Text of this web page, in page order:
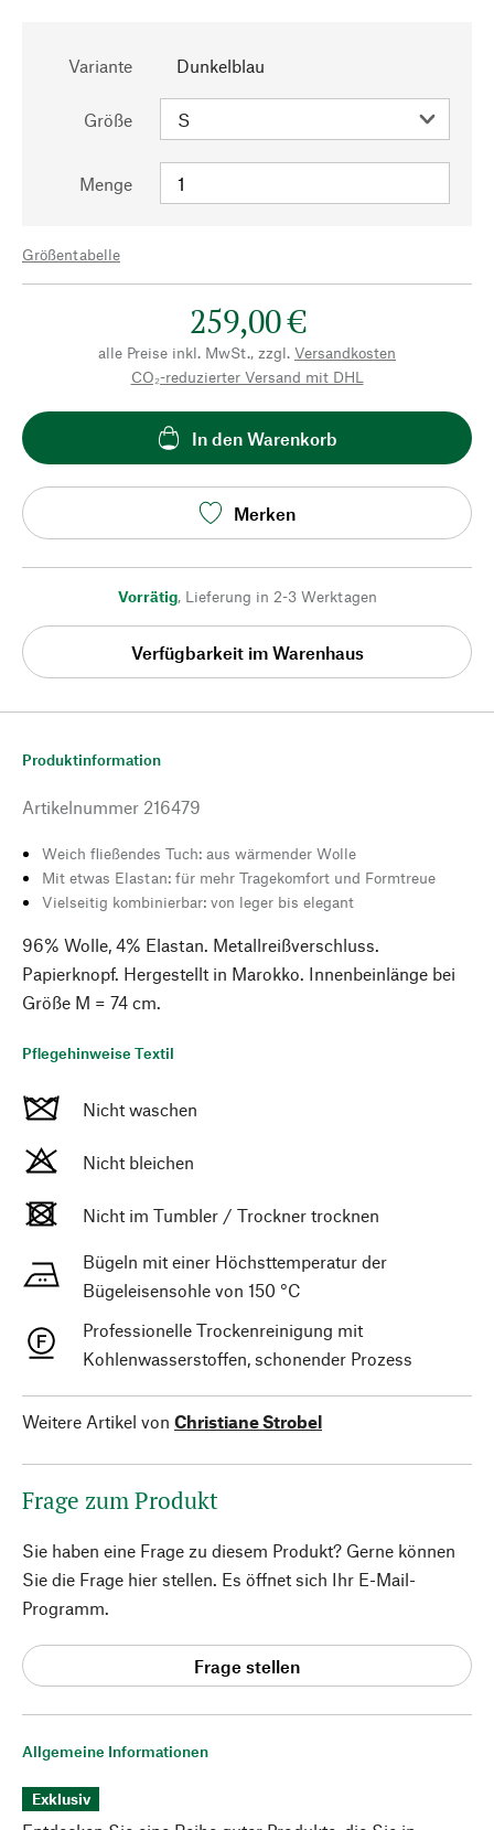
Variante Dunkelblau
Größe
Menge
Größentabelle
259,00 €
alle Preise inkl. MwSt., zzgl. Versandkosten
CO₂-reduzierter Versand mit DHL
In den Warenkorb
Merken
Vorrätig, Lieferung in 2-3 Werktagen
Verfügbarkeit im Warenhaus
Allgemeine Informationen
Exklusiv
Produktinformation
Artikelnummer 216479
Weich fließendes Tuch: aus wärmender Wolle
Mit etwas Elastan: für mehr Tragekomfort und Formtreue
Vielseitig kombinierbar: von leger bis elegant
96% Wolle, 4% Elastan. Metallreißverschluss.
Papierknopf. Hergestellt in Marokko. Innenbeinlänge bei
Größe M = 74 cm.
Pflegehinweise Textil
Nicht waschen
Nicht bleichen
Nicht im Tumbler / Trockner trocknen
Bügeln mit einer Höchsttemperatur der
Bügeleisensohle von 150 °C
Professionelle Trockenreinigung mit
Kohlenwasserstoffen, schonender Prozess
Weitere Artikel von Christiane Strobel
Frage zum Produkt
Sie haben eine Frage zu diesem Produkt? Gerne können
Sie die Frage hier stellen. Es öffnet sich Ihr E-Mail-
Programm.
Frage stellen